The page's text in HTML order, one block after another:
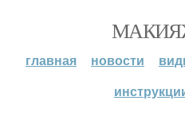
главная новости